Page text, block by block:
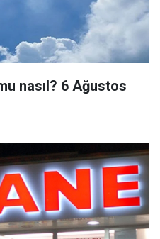
nasıl? 6 Ağustos